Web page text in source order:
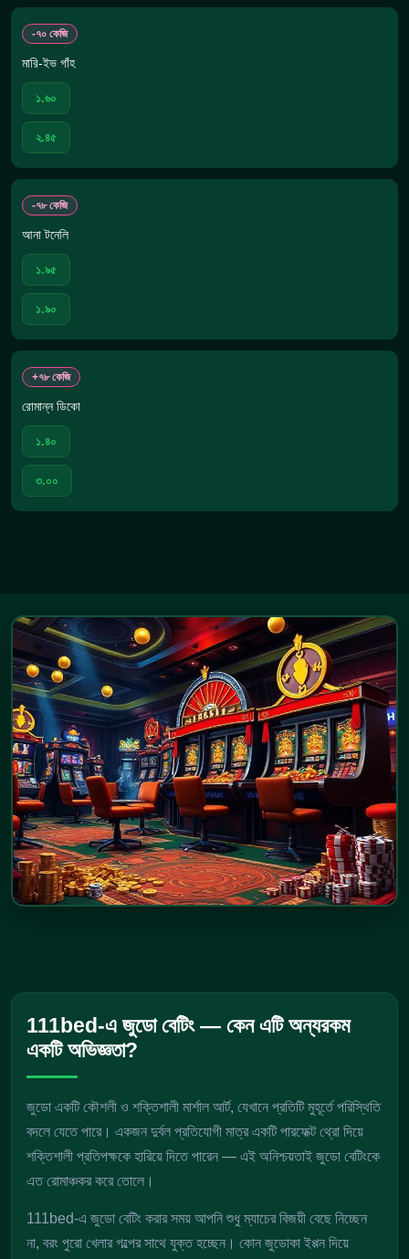
-৭০ কেজি
মারি-ইভ গাঁহ
১.৬০
২.৪৫
-৭৮ কেজি
আনা টনেলি
১.৯৫
১.৯০
+৭৮ কেজি
রোমান্ন ডিকো
১.৪০
৩.০০
111bed-এ জুডো বেটিং — কেন এটি অন্যরকম
একটি অভিজ্ঞতা?
জুডো একটি কৌশলী ও শক্তিশালী মার্শাল আর্ট, যেখানে প্রতিটি মুহূর্তে পরিস্থিতি
বদলে যেতে পারে। একজন দুর্বল প্রতিযোগী মাত্র একটি পারফেক্ট থ্রো দিয়ে
শক্তিশালী প্রতিপক্ষকে হারিয়ে দিতে পারেন — এই অনিশ্চয়তাই জুডো বেটিংকে
এত রোমাঞ্চকর করে তোলে।
111bed-এ জুডো বেটিং করার সময় আপনি শুধু ম্যাচের বিজয়ী বেছে নিচ্ছেন
না, বরং পুরো খেলার গল্পের সাথে যুক্ত হচ্ছেন। কোন জুডোকা ইপ্পন দিয়ে